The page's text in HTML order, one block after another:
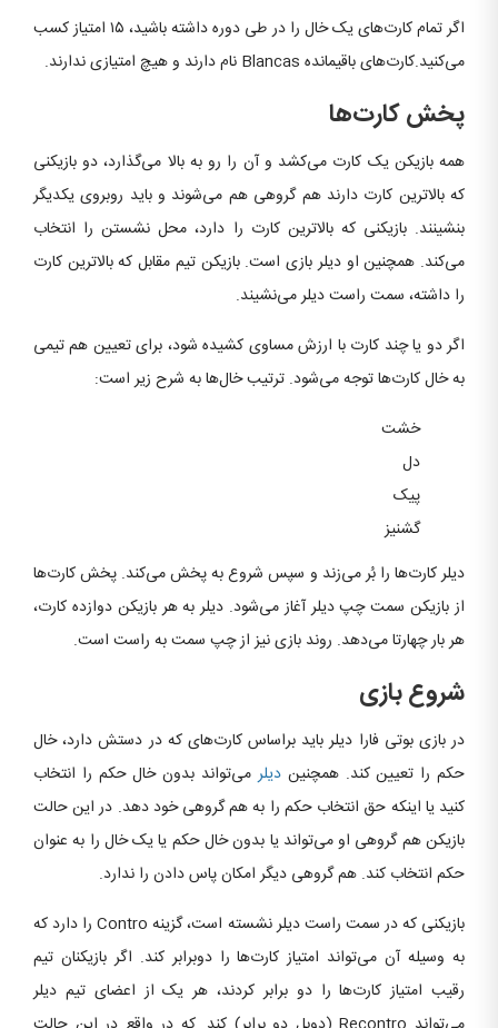
اگر تمام کارت‌های یک خال را در طی دوره داشته باشید، ۱۵ امتیاز کسب
می‌کنید.کارت‌های باقیمانده Blancas نام دارند و هیچ امتیازی ندارند.
پخش کارت‌ها
همه بازیکن یک کارت می‌کشد و آن را رو به بالا می‌گذارد، دو بازیکنی
که بالاترین کارت دارند هم گروهی هم می‌شوند و باید روبروی یکدیگر
بنشینند. بازیکنی که بالاترین کارت را دارد، محل نشستن را انتخاب
می‌کند. همچنین او دیلر بازی است. بازیکن تیم مقابل که بالاترین کارت
را داشته، سمت راست دیلر می‌نشیند.
اگر دو یا چند کارت با ارزش مساوی کشیده شود، برای تعیین هم تیمی
به خال کارت‌ها توجه می‌شود. ترتیب خال‌ها به شرح زیر است:
خشت
دل
پیک
گشنیز
دیلر کارت‌ها را بُر می‌زند و سپس شروع به پخش می‌کند. پخش کارت‌ها
از بازیکن سمت چپ دیلر آغاز می‌شود. دیلر به هر بازیکن دوازده کارت،
هر بار چهارتا می‌دهد. روند بازی نیز از چپ سمت به راست است.
شروع بازی
در بازی بوتی فارا دیلر باید براساس کارت‌های که در دستش دارد، خال
حکم را تعیین کند. همچنیندیلرمی‌تواند بدون خال حکم را انتخاب
کنید یا اینکه حق انتخاب حکم را به هم گروهی خود دهد. در این حالت
بازیکن هم گروهی او می‌تواند یا بدون خال حکم یا یک خال را به عنوان
حکم انتخاب کند. هم گروهی دیگر امکان پاس دادن را ندارد.
بازیکنی که در سمت راست دیلر نشسته است، گزینه Contro را دارد که
به وسیله آن می‌تواند امتیاز کارت‌ها را دوبرابر کند. اگر بازیکنان تیم
رقیب امتیاز کارت‌ها را دو برابر کردند، هر یک از اعضای تیم دیلر